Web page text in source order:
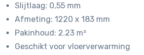
€ 43,95.€ 37,95.
Slijtlaag: 0,55 mm
Afmeting: 1220 x 183 mm
Pakinhoud: 2.23 m²
Geschikt voor vloerverwarming